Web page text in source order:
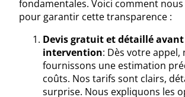
fondamentales. Voici comment
pour garantir cette transparence :
Devis gratuit et détaillé
intervention: Dès votre appel,
fournissons une estimation
coûts. Nos tarifs sont clairs,
surprise. Nous expliquons les